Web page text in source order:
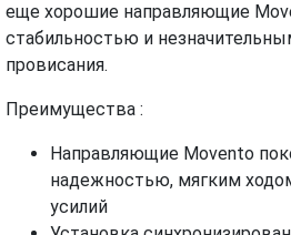
еще хорошие направляющие
стабильностью и
провисания.
Преимущества :
Направляющие Movento
надежностью, мягким
усилий